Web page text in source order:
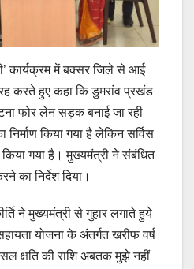
कार्यक्रम में बक्सर जिले से आई
करते हुए कहा कि डुमरांव प्रखंड
फोर लेन सड़क बनाई जा रही
किया गया है लेकिन सर्विस
किया गया है। मुख्यमंत्री ने संबंधित
का निर्देश दिया।
ने मुख्यमंत्री से गुहार लगाते हुये
योजना के अंतर्गत खरीफ वर्ष
क्षति की राशि अबतक मुझे नहीं